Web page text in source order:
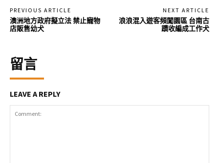
PREVIOUS ARTICLE
澳洲地方政府擬立法 禁止寵物
店販售幼犬
NEXT ARTICLE
浪浪混入遊客頻闖園區 台南古
蹟收編成工作犬
留言
LEAVE A REPLY